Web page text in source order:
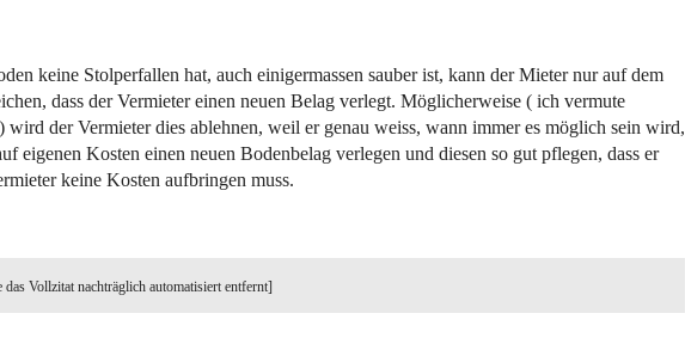
keine Stolperfallen hat, auch einigermassen sauber ist, kann der Mieter nur auf dem
dass der Vermieter einen neuen Belag verlegt. Möglicherweise ( ich vermute
wird der Vermieter dies ablehnen, weil er genau weiss, wann immer es möglich sein wird,
eigenen Kosten einen neuen Bodenbelag verlegen und diesen so gut pflegen, dass er
keine Kosten aufbringen muss.
Vollzitat nachträglich automatisiert entfernt]